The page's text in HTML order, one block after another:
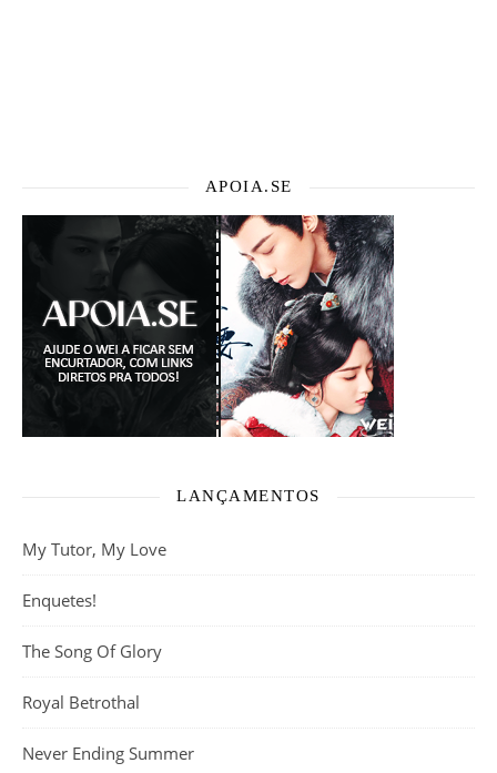
APOIA.SE
LANÇAMENTOS
My Tutor, My Love
Enquetes!
The Song Of Glory
Royal Betrothal
Never Ending Summer